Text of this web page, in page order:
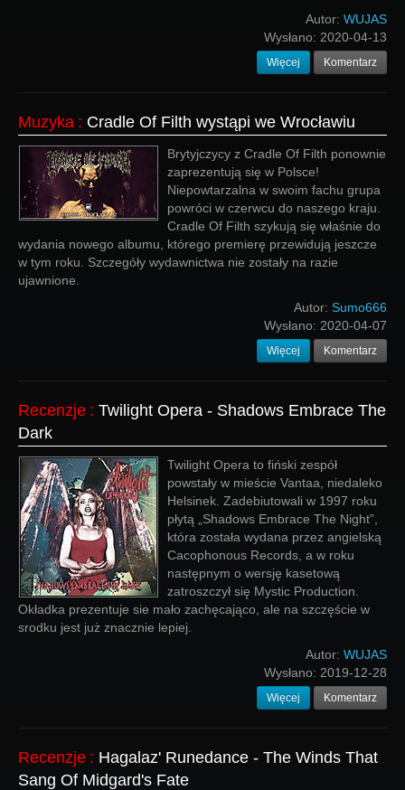
Autor: WUJAS
Wysłano: 2020-04-13
Więcej Komentarz
Muzyka : Cradle Of Filth wystąpi we Wrocławiu
Brytyjczycy z Cradle Of Filth ponownie
zaprezentują się w Polsce!
Niepowtarzalna w swoim fachu grupa
powróci w czerwcu do naszego kraju.
Cradle Of Filth szykują się właśnie do
wydania nowego albumu, którego premierę przewidują jeszcze
w tym roku. Szczegóły wydawnictwa nie zostały na razie
ujawnione.
Autor: Sumo666
Wysłano: 2020-04-07
Więcej Komentarz
Recenzje : Twilight Opera - Shadows Embrace The
Dark
Twilight Opera to fiński zespół
powstały w mieście Vantaa, niedaleko
Helsinek. Zadebiutowali w 1997 roku
płytą „Shadows Embrace The Night”,
która została wydana przez angielską
Cacophonous Records, a w roku
następnym o wersję kasetową
zatroszczył się Mystic Production.
Okładka prezentuje sie mało zachęcająco, ale na szczęście w
srodku jest już znacznie lepiej.
Autor: WUJAS
Wysłano: 2019-12-28
Więcej Komentarz
Recenzje : Hagalaz' Runedance - The Winds That
Sang Of Midgard's Fate